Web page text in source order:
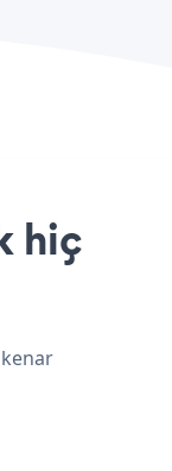
hiç